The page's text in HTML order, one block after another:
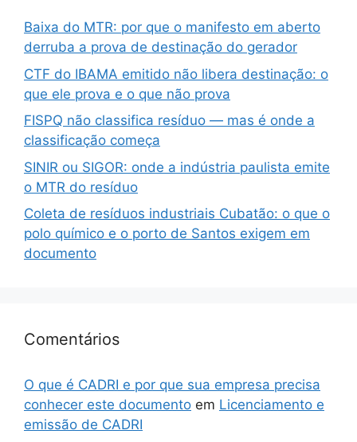
Baixa do MTR: por que o manifesto em aberto
derruba a prova de destinação do gerador
CTF do IBAMA emitido não libera destinação: o
que ele prova e o que não prova
FISPQ não classifica resíduo — mas é onde a
classificação começa
SINIR ou SIGOR: onde a indústria paulista emite
o MTR do resíduo
Coleta de resíduos industriais Cubatão: o que o
polo químico e o porto de Santos exigem em
documento
Comentários
O que é CADRI e por que sua empresa precisa
conhecer este documento em Licenciamento e
emissão de CADRI